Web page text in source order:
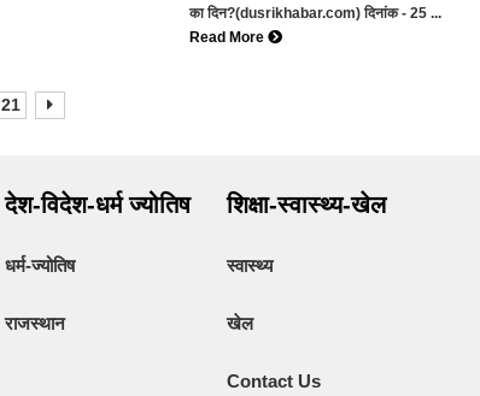
का दिन?(dusrikhabar.com) दिनांक - 25 ...
Read More
21
देश-विदेश-धर्म ज्योतिष
धर्म-ज्योतिष
राजस्थान
शिक्षा-स्वास्थ्य-खेल
स्वास्थ्य
खेल
Contact Us